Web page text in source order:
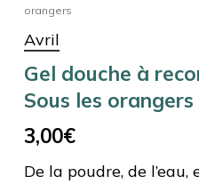
orangers
Avril
Gel douche à
Sous les orangers
3,00€
De la poudre, de l’eau,